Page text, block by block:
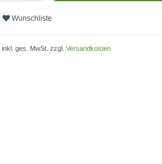
Wunschliste
inkl. ges. MwSt. zzgl. Versandkosten